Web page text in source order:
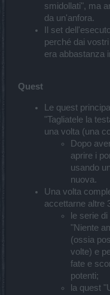
smidollati", ma
da un'anfora.
Il set
perché dai
era abbastanza
Quest
Le quest
"Tagliatele la
una volta (una
Dopo
aprire i
usando
nuova.
Una volta
accettarne altre
le serie
"Niente
(ossia
volte) e
fate e
potenti;
la quest